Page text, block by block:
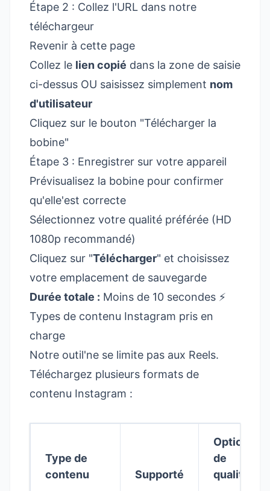
Étape 2 : Collez l'URL dans notre
téléchargeur
Revenir à cette page
Collez le lien copié dans la zone de saisie
ci-dessus OU saisissez simplement nom
d'utilisateur
Cliquez sur le bouton "Télécharger la
bobine"
Étape 3 : Enregistrer sur votre appareil
Prévisualisez la bobine pour confirmer
qu'elle'est correcte
Sélectionnez votre qualité préférée (HD
1080p recommandé)
Cliquez sur "Télécharger" et choisissez
votre emplacement de sauvegarde
Durée totale : Moins de 10 secondes ⚡
Types de contenu Instagram pris en
charge
Notre outil'ne se limite pas aux Reels.
Téléchargez plusieurs formats de
contenu Instagram :
Type de
contenu
Supporté
Options
de
qualité